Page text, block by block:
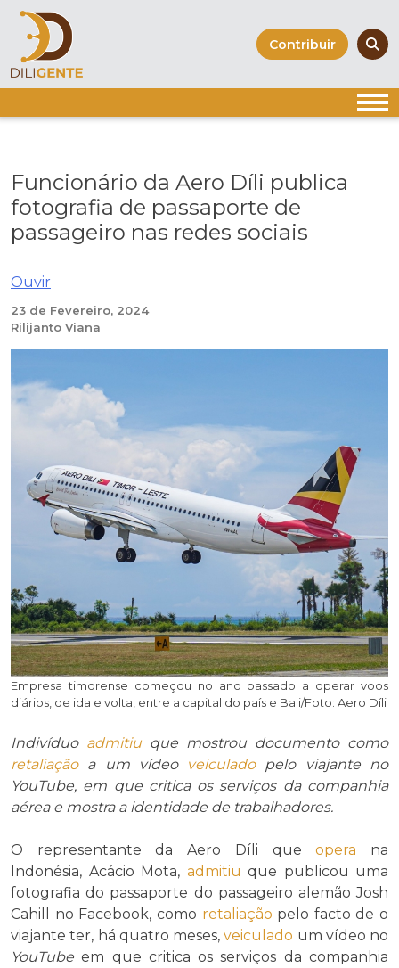
Skip
content
Contribuir
Funcionário da Aero Díli publica
fotografia de passaporte de
passageiro nas redes sociais
Ouvir
23 de Fevereiro, 2024
Rilijanto Viana
Empresa timorense começou no ano passado a operar voos
diários, de ida e volta, entre a capital do país e Bali/Foto: Aero Díli
Indivíduo admitiu que mostrou documento como
retaliaçãoa um vídeo veiculadopelo viajante no
YouTube, em que critica os serviços da companhia
aérea e mostra a identidade de trabalhadores.
O representante da Aero Díli queopera na
Indonésia, Acácio Mota, admitiu que publicou uma
fotografia do passaporte do passageiro alemão Josh
Cahill no Facebook, como retaliação pelo facto de o
viajante ter, há quatro meses,veiculado um vídeo no
YouTube em que critica os serviços da companhia